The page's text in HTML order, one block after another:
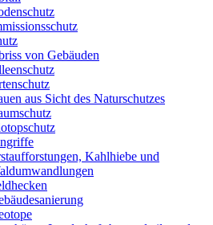
von Gebäuden
aus Sicht des Naturschutzes
Kahlhiebe und